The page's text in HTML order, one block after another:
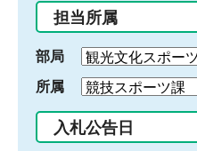
入
力
担当所属
部局
所属
入札公告日